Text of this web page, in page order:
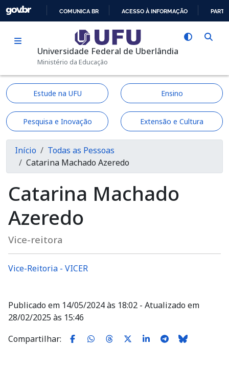
Pular para o conteúdo principal
PARA
O
COMUNICA BR ACESSO À INFORMAÇÃO
Universidade Federal de Uberlândia
Ministério da Educação
Estude na UFU Ensino
Pesquisa e Inovação Extensão e Cultura
Trilha de navegação
Início
Todas as Pessoas
Catarina Machado Azeredo
Catarina Machado
Azeredo
Vice-reitora
Vice-Reitoria - VICER
Publicado em 14/05/2024 às 18:02 - Atualizado em
28/02/2025 às 15:46
Compartilhar: